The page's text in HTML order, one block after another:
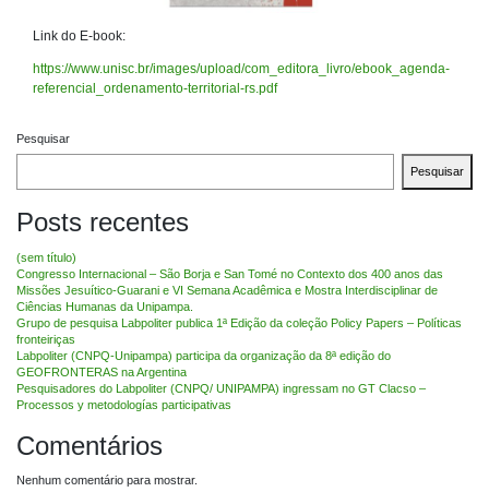
Link do E-book:
https://www.unisc.br/images/upload/com_editora_livro/ebook_agenda-
referencial_ordenamento-territorial-rs.pdf
Pesquisar
Pesquisar
Posts recentes
(sem título)
Congresso Internacional – São Borja e San Tomé no Contexto dos 400 anos das
Missões Jesuítico-Guarani e VI Semana Acadêmica e Mostra Interdisciplinar de
Ciências Humanas da Unipampa.
Grupo de pesquisa Labpoliter publica 1ª Edição da coleção Policy Papers – Políticas
fronteiriças
Labpoliter (CNPQ-Unipampa) participa da organização da 8ª edição do
GEOFRONTERAS na Argentina
Pesquisadores do Labpoliter (CNPQ/ UNIPAMPA) ingressam no GT Clacso –
Processos y metodologías participativas
Comentários
Nenhum comentário para mostrar.